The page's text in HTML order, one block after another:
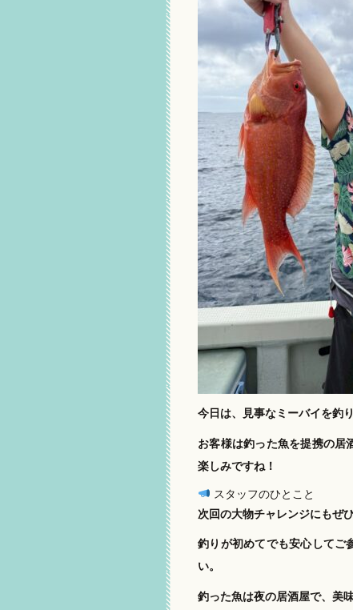
今日は、見事なミーバイを釣
お客様は釣った魚を提携の居
楽しみですね！
スタッフのひとこと
次回の大物チャレンジにもぜ
釣りが初めてでも安心してご
い。
釣った魚は夜の居酒屋で、美